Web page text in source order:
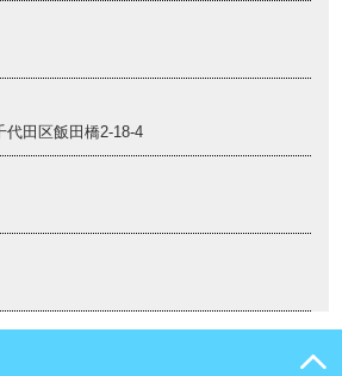
代田区飯田橋2-18-4